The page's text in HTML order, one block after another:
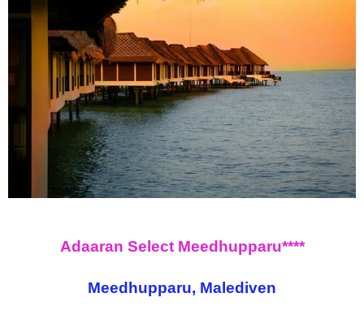
Adaaran Select Meedhupparu****
Meedhupparu, Malediven